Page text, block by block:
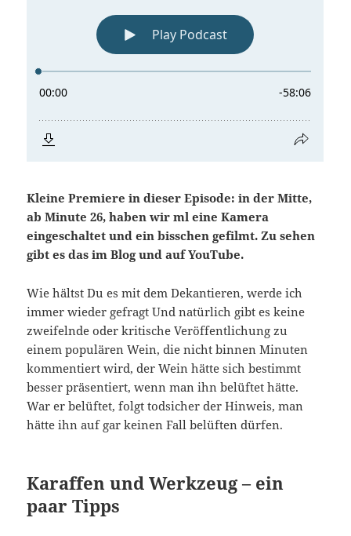
Kleine Premiere in dieser Episode: in der Mitte,
ab Minute 26, haben wir ml eine Kamera
eingeschaltet und ein bisschen gefilmt. Zu sehen
gibt es das im Blog und auf YouTube.
Wie hältst Du es mit dem Dekantieren, werde ich
immer wieder gefragt Und natürlich gibt es keine
zweifelnde oder kritische Veröffentlichung zu
einem populären Wein, die nicht binnen Minuten
kommentiert wird, der Wein hätte sich bestimmt
besser präsentiert, wenn man ihn belüftet hätte.
War er belüftet, folgt todsicher der Hinweis, man
hätte ihn auf gar keinen Fall belüften dürfen.
Karaffen und Werkzeug – ein
paar Tipps